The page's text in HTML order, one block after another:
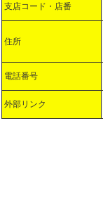
支店コード・店番
住所
電話番号
外部リンク